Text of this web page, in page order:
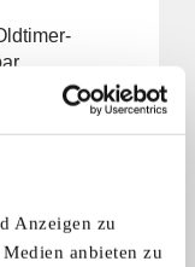
Anzeigen zu
anbieten zu
WECHSELN